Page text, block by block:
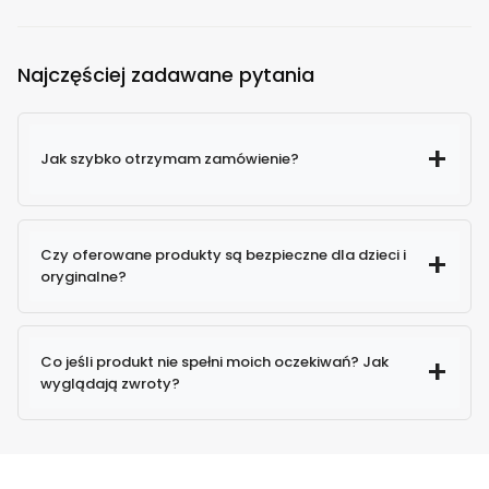
Najczęściej zadawane pytania
Jak szybko otrzymam zamówienie?
Czy oferowane produkty są bezpieczne dla dzieci i
oryginalne?
100% oryginalne produkty
Co jeśli produkt nie spełni moich oczekiwań? Jak
wyglądają zwroty?